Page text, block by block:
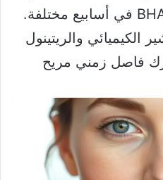
الكيميائي والريتينول
فاصل زمني مريح